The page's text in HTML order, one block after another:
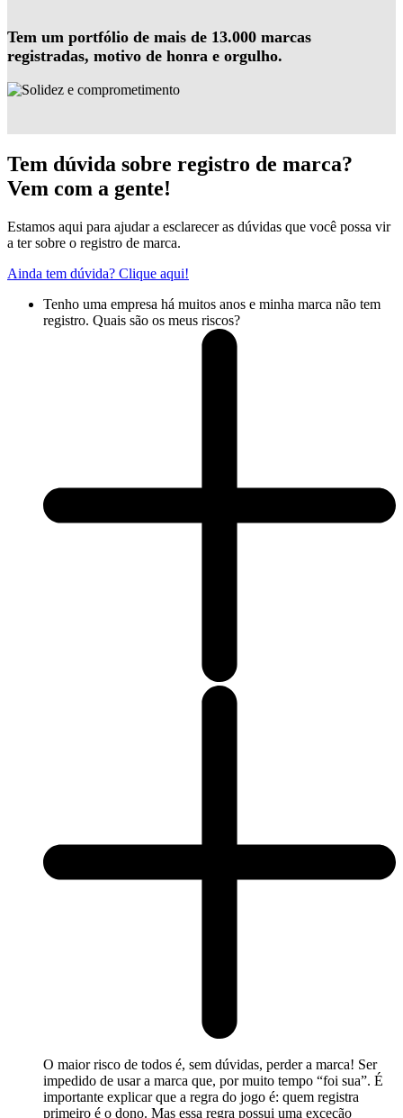
Tem um portfólio de mais de 13.000 marcas
registradas, motivo de honra e orgulho.
Tem dúvida sobre registro de marca?
Vem com a gente!
Estamos aqui para ajudar a esclarecer as dúvidas que você possa vir
a ter sobre o registro de marca.
Ainda tem dúvida? Clique aqui!
Tenho uma empresa há muitos anos e minha marca não tem
registro. Quais são os meus riscos?
O maior risco de todos é, sem dúvidas, perder a marca! Ser
impedido de usar a marca que, por muito tempo “foi sua”. É
importante explicar que a regra do jogo é: quem registra
primeiro é o dono. Mas essa regra possui uma exceção